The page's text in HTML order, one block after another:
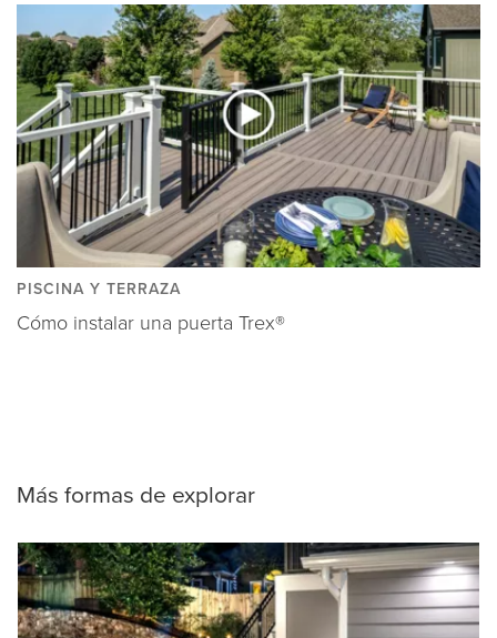
PISCINA Y TERRAZA
Cómo instalar una puerta Trex®
Más formas de explorar